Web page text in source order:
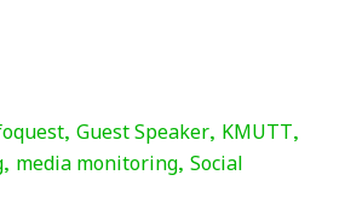
, Guest Speaker, KMUTT,
, media monitoring, Social